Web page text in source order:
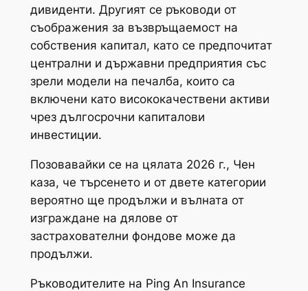
дивиденти. Другият се ръководи от
съображения за възвръщаемост на
собствения капитал, като се предпочитат
централни и държавни предприятия със
зрели модели на печалба, които са
включени като висококачествени активи
чрез дългосрочни капиталови
инвестиции.
Позовавайки се на цялата 2026 г., Чен
каза, че търсенето и от двете категории
вероятно ще продължи и вълната от
изграждане на дялове от
застрахователни фондове може да
продължи.
Ръководителите на Ping An Insurance